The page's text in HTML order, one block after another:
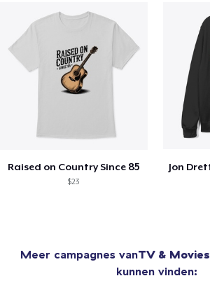
Raised on Country Since 85
$23
Meer campagnes vanTV & Movies
kunnen vinden: